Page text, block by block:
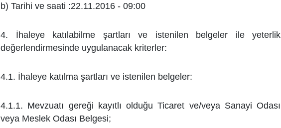
b) Tarihi ve saati :22.11.2016 - 09:00
4. İhaleye katılabilme şartları ve istenilen belgeler ile yeterlik
değerlendirmesinde uygulanacak kriterler:
4.1. İhaleye katılma şartları ve istenilen belgeler:
4.1.1. Mevzuatı gereği kayıtlı olduğu Ticaret ve/veya Sanayi Odası
veya Meslek Odası Belgesi;